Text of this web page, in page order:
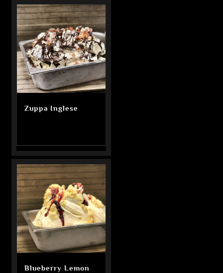
Zuppa Inglese
Blueberry Lemon